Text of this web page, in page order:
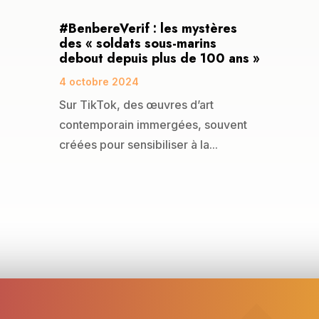
#BenbereVerif : les mystères
des « soldats sous-marins
debout depuis plus de 100 ans »
4 octobre 2024
Sur TikTok, des œuvres d’art
contemporain immergées, souvent
créées pour sensibiliser à la...